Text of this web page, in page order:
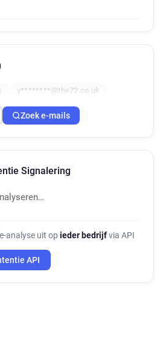
y********@the72.co.uk
Zoek e-mails
Signalering
analyse uit op ieder bedrijfvia API
API